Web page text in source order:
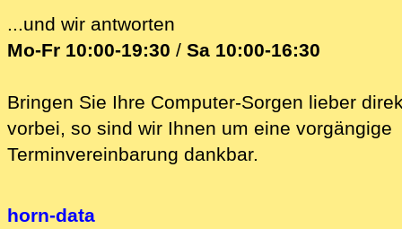
...und wir antworten
Mo-Fr 10:00-19:30 / Sa 10:00-16:30
Bringen Sie Ihre Computer-Sorgen lieber
vorbei, so sind wir Ih‍nen um eine vorgängige
Terminvereinbarung dankbar.
horn-data